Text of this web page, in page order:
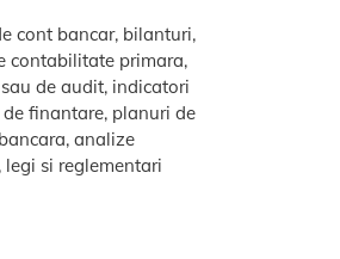
cont bancar, bilanturi,
contabilitate primara,
de audit, indicatori
finantare, planuri de
analize
si reglementari